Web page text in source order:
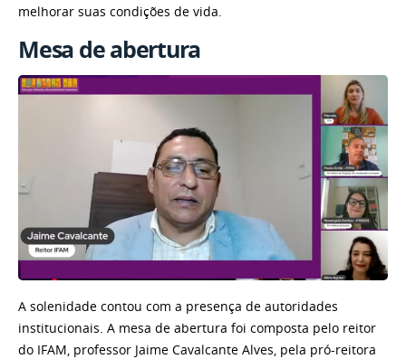
melhorar suas condições de vida.
Mesa de abertura
A solenidade contou com a presença de autoridades
institucionais. A mesa de abertura foi composta pelo reitor
do IFAM, professor Jaime Cavalcante Alves, pela pró-reitora